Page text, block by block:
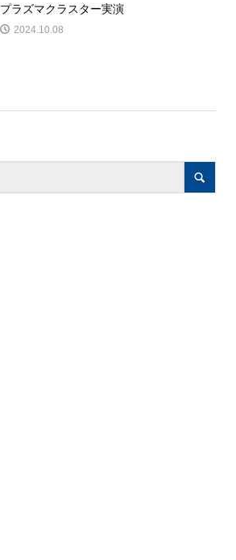
プラズマクラスター実演
2024.10.08